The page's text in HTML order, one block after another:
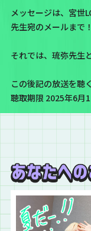
メッセージは、 宮世
先生宛のメールまで！
それでは、琉弥先生
この後記の放送を聴く
聴取期限 2025年6月